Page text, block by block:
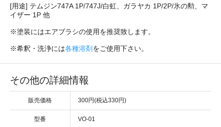
[用途] テムジン747A 1P/747J/白虹、ガラヤカ 1P/2P/氷の勲、マ
イザー 1P 他
※塗装にはエアブラシの使用を推奨致します。
※希釈・洗浄には各種溶剤 をご使用下さい。
その他の詳細情報
販売価格 300円(税込330円)
型番 VO-01